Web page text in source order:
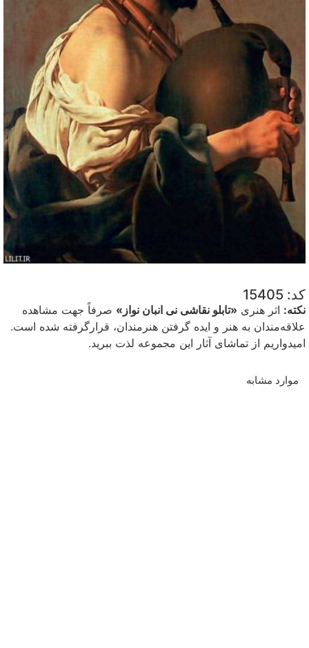
کد: 15405
نکته: اثر هنری «تابلو نقاشی نی انبان نواز» صرفاً جهت مشاهده
علاقه‌مندان به هنر و ایده گرفتن هنرمندان، قرارگرفته شده است.
امیدواریم از تماشای آثار این مجموعه لذت ببرید.
موارد مشابه